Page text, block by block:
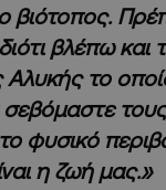
βιότοπος.
βλέπω και
Αλυκής το
φυσικό
η ζωή μας.»